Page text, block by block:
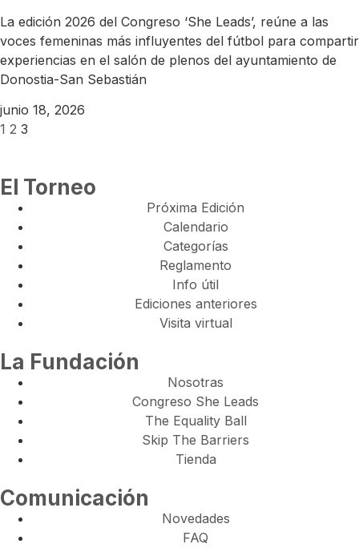
La edición 2026 del Congreso ‘She Leads’, reúne a las
voces femeninas más influyentes del fútbol para compartir
experiencias en el salón de plenos del ayuntamiento de
Donostia-San Sebastián
junio 18, 2026
1 2 3
El Torneo
Próxima Edición
Calendario
Categorías
Reglamento
Info útil
Ediciones anteriores
Visita virtual
La Fundación
Nosotras
Congreso She Leads
The Equality Ball
Skip The Barriers
Tienda
Comunicación
Novedades
FAQ